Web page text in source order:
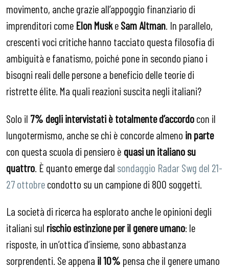
movimento, anche grazie all’appoggio finanziario di
imprenditori come Elon MuskeSam Altman. In parallelo,
crescenti voci critiche hanno tacciato questa filosofia di
ambiguità e fanatismo, poiché pone in secondo piano i
bisogni reali delle persone a beneficio delle teorie di
ristrette élite. Ma quali reazioni suscita negli italiani?
Solo il 7% degli intervistatiè totalmente d’accordocon il
lungotermismo, anche se chi è concorde almeno in parte
con questa scuola di pensiero è quasi un italiano su
quattro . È quanto emerge dal sondaggio Radar Swg del 21-
27 ottobrecondotto su un campione di 800 soggetti.
La società di ricerca ha esplorato anche le opinioni degli
italiani sul rischio estinzione per il genere umano: le
risposte, in un’ottica d’insieme, sono abbastanza
sorprendenti. Se appena il 10% pensa che il genere umano